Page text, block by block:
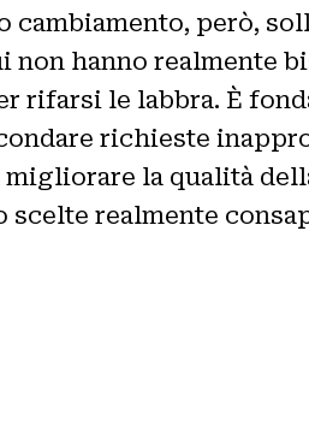
cambiamento, però,
hanno realmente
rifarsi le labbra. È
richieste
la qualità
scelte realmente